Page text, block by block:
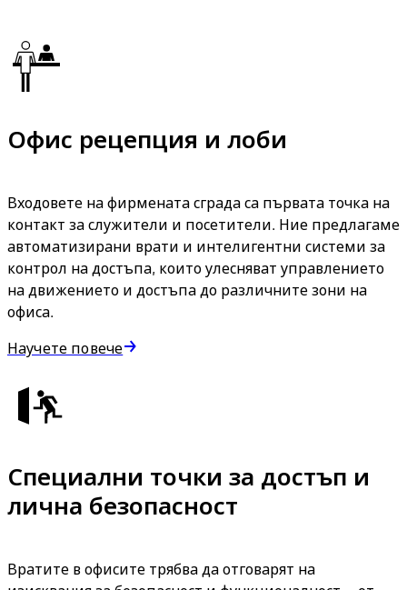
Офис рецепция и лоби
Входовете на фирмената сграда са първата точка на
контакт за служители и посетители. Ние предлагаме
автоматизирани врати и интелигентни системи за
контрол на достъпа, които улесняват управлението
на движението и достъпа до различните зони на
офиса.
Научете повече
Специални точки за достъп и
лична безопасност
Вратите в офисите трябва да отговарят на